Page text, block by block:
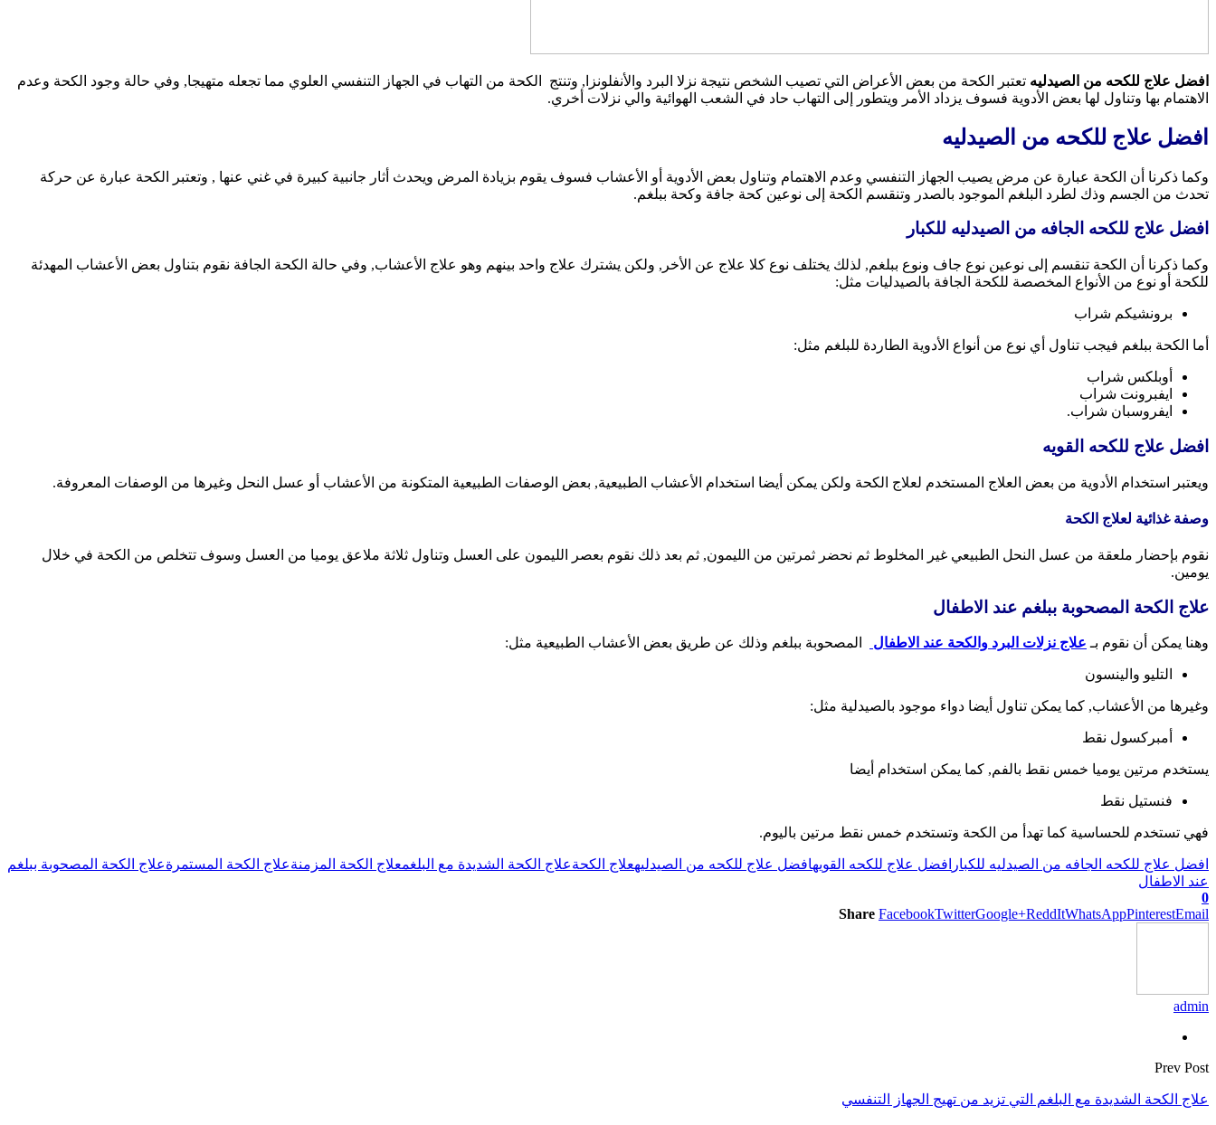
افضل علاج للكحه من الصيدليه تعتبر الكحة من بعض الأعراض التي تصيب الشخص نتيجة نزلا البرد والأنفلونزا, وتنتج الكحة من التهاب في الجهاز التنفسي العلوي مما تجعله متهيجا, وفي حالة وجود الكحة وعدم
الاهتمام بها وتناول لها بعض الأدوية فسوف يزداد الأمر ويتطور إلى التهاب حاد في الشعب الهوائية والي نزلات أخري.
افضل علاج للكحه من الصيدليه
وكما ذكرنا أن الكحة عبارة عن مرض يصيب الجهاز التنفسي وعدم الاهتمام وتناول بعض الأدوية أو الأعشاب فسوف يقوم بزيادة المرض ويحدث أثار جانبية كبيرة في غني عنها , وتعتبر الكحة عبارة عن حركة
تحدث من الجسم وذك لطرد البلغم الموجود بالصدر وتنقسم الكحة إلى نوعين كحة جافة وكحة ببلغم.
افضل علاج للكحه الجافه من الصيدليه للكبار
وكما ذكرنا أن الكحة تنقسم إلى نوعين نوع جاف ونوع ببلغم, لذلك يختلف نوع كلا علاج عن الأخر, ولكن يشترك علاج واحد بينهم وهو علاج الأعشاب, وفي حالة الكحة الجافة نقوم بتناول بعض الأعشاب المهدئة
للكحة أو نوع من الأنواع المخصصة للكحة الجافة بالصيدليات مثل:
برونشيكم شراب
أما الكحة ببلغم فيجب تناول أي نوع من أنواع الأدوية الطاردة للبلغم مثل:
أوبلكس شراب
ايفبرونت شراب
ايفروسبان شراب.
افضل علاج للكحه القويه
ويعتبر استخدام الأدوية من بعض العلاج المستخدم لعلاج الكحة ولكن يمكن أيضا استخدام الأعشاب الطبيعية, بعض الوصفات الطبيعية المتكونة من الأعشاب أو عسل النحل وغيرها من الوصفات المعروفة.
وصفة غذائية لعلاج الكحة
نقوم بإحضار ملعقة من عسل النحل الطبيعي غير المخلوط ثم نحضر ثمرتين من الليمون, ثم بعد ذلك نقوم بعصر الليمون على العسل وتناول ثلاثة ملاعق يوميا من العسل وسوف تتخلص من الكحة في خلال
يومين.
علاج الكحة المصحوبة ببلغم عند الاطفال
وهنا يمكن أن نقوم بـ علاج نزلات البرد والكحة عند الاطفال المصحوبة ببلغم وذلك عن طريق بعض الأعشاب الطبيعية مثل:
التليو والينسون
وغيرها من الأعشاب, كما يمكن تناول أيضا دواء موجود بالصيدلية مثل:
أمبركسول نقط
يستخدم مرتين يوميا خمس نقط بالفم, كما يمكن استخدام أيضا
فنستيل نقط
فهي تستخدم للحساسية كما تهدأ من الكحة وتستخدم خمس نقط مرتين باليوم.
افضل علاج للكحه الجافه من الصيدليه للكبار افضل علاج للكحه القويهافضل علاج للكحه من الصيدليهعلاج الكحةعلاج الكحة الشديدة مع البلغمعلاج الكحة المزمنةعلاج الكحة المستمرةعلاج الكحة المصحوبة ببلغم
عند الاطفال
0
Share FacebookTwitterGoogle+ReddItWhatsAppPinterestEmail
admin
Prev Post
علاج الكحة الشديدة مع البلغم التي تزيد من تهيج الجهاز التنفسي